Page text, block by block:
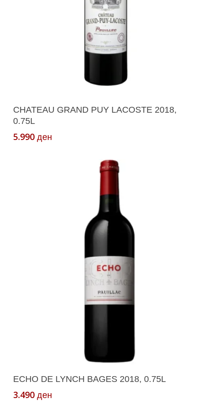
Додади Во Кошничка
CHATEAU GRAND PUY LACOSTE 2018,
0.75L
5.990 ден
Додади Во Кошничка
ECHO DE LYNCH BAGES 2018, 0.75L
3.490 ден